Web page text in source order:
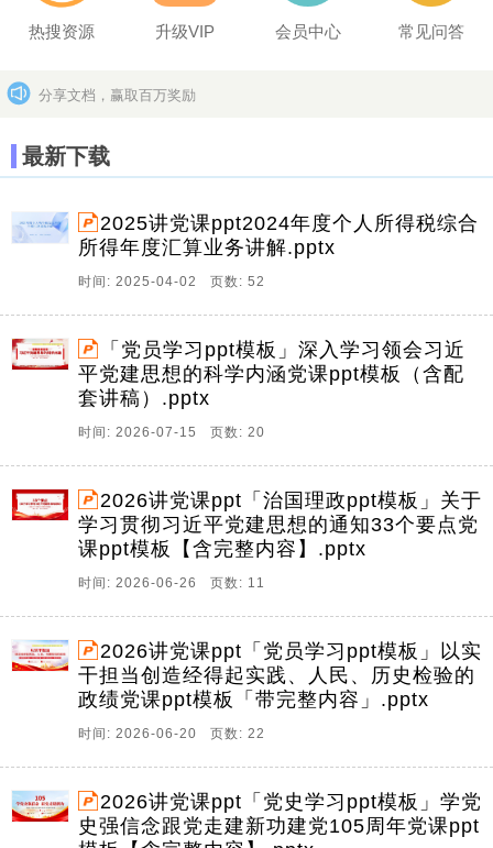
热搜资源 升级VIP 会员中心 常见问答
分享文档，赢取百万奖励
最新下载
2025讲党课ppt2024年度个人所得税综合
所得年度汇算业务讲解.pptx
时间: 2025-04-02 页数: 52
「党员学习ppt模板」深入学习领会习近
平党建思想的科学内涵党课ppt模板（含配
套讲稿）.pptx
时间: 2026-07-15 页数: 20
2026讲党课ppt「治国理政ppt模板」关于
学习贯彻习近平党建思想的通知33个要点党
课ppt模板【含完整内容】.pptx
时间: 2026-06-26 页数: 11
2026讲党课ppt「党员学习ppt模板」以实
干担当创造经得起实践、人民、历史检验的
政绩党课ppt模板「带完整内容」.pptx
时间: 2026-06-20 页数: 22
2026讲党课ppt「党史学习ppt模板」学党
史强信念跟党走建新功建党105周年党课ppt